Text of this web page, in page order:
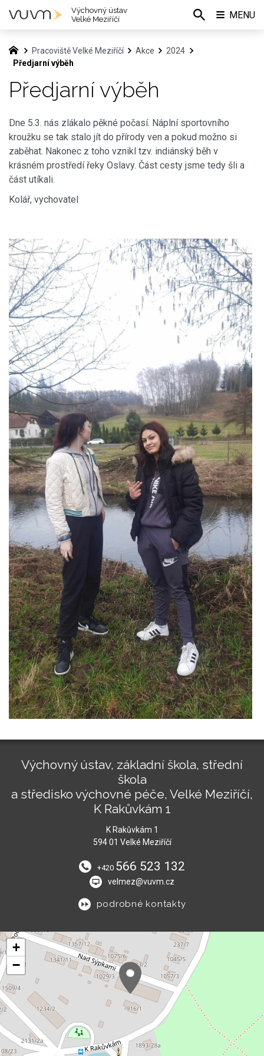
Pracoviště Velké Meziříčí Akce
2024
Předjarní výběh
Předjarní výběh
Dne 5.3. nás zlákalo pěkné počasí. Náplní sportovního
kroužku se tak stalo jít do přírody ven a pokud možno si
zaběhat. Nakonec z toho vznikl tzv. indiánský běh v
krásném prostředí řeky Oslavy. Část cesty jsme tedy šli a
část utíkali.
Kolář, vychovatel
Výchovný ústav, základní škola, střední
škola
a středisko výchovné péče, Velké Meziříčí,
K Rakůvkám 1
K Rakůvkám 1
594 01 Velké Meziříčí
+420 566 523 132
velmez@vuvm.cz
podrobné kontakty
+
−
Výchovný ústav
Velké Meziříčí
MENU